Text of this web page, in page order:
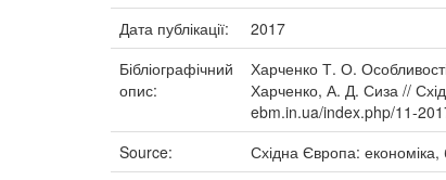
Дата публікації:
2017
Бібліографічний
опис:
Харченко Т. О.
Харченко, А. Д. Сиза //
ebm.in.ua/index.php/11-
Source:
Східна Європа: економіка,